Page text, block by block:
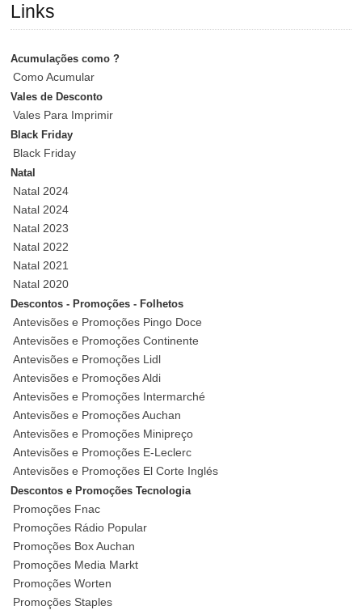
Links
Acumulações como ?
Como Acumular
Vales de Desconto
Vales Para Imprimir
Black Friday
Black Friday
Natal
Natal 2024
Natal 2024
Natal 2023
Natal 2022
Natal 2021
Natal 2020
Descontos - Promoções - Folhetos
Antevisões e Promoções Pingo Doce
Antevisões e Promoções Continente
Antevisões e Promoções Lidl
Antevisões e Promoções Aldi
Antevisões e Promoções Intermarché
Antevisões e Promoções Auchan
Antevisões e Promoções Minipreço
Antevisões e Promoções E-Leclerc
Antevisões e Promoções El Corte Inglés
Descontos e Promoções Tecnologia
Promoções Fnac
Promoções Rádio Popular
Promoções Box Auchan
Promoções Media Markt
Promoções Worten
Promoções Staples